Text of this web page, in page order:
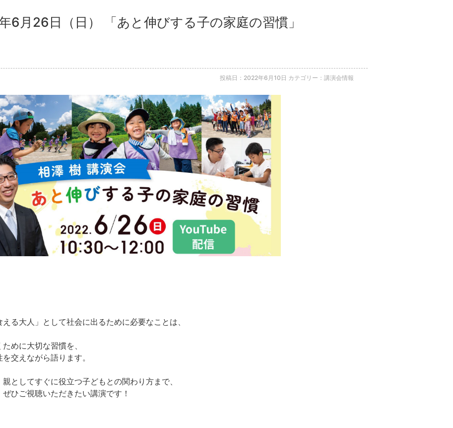
6月26日（日） 「あと伸びする子の家庭の習慣」
投稿日：2022年6月10日 カテゴリー：講演会情報
る大人」として社会に出るために必要なことは、
めに大切な習慣を、
交えながら語ります。
としてすぐに役立つ子どもとの関わり方まで、
ひご視聴いただきたい講演です！